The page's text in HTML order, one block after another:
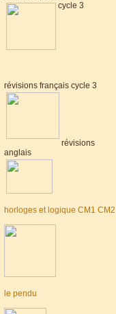
cycle 3
révisions français cycle 3
révisions
anglais
horloges et logique CM1 CM2
le pendu